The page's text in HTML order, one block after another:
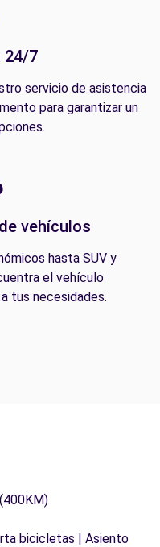
24/7
servicio de asistencia
para garantizar un
vehículos
hasta SUV y
el vehículo
tus necesidades.
bicicletas | Asiento